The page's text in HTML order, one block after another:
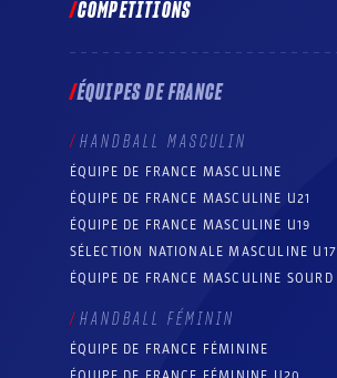
COMPÉTITIONS
ÉQUIPES DE FRANCE
HANDBALL MASCULIN
ÉQUIPE DE FRANCE MASCULINE
ÉQUIPE DE FRANCE MASCULINE U21
ÉQUIPE DE FRANCE MASCULINE U19
SÉLECTION NATIONALE MASCULINE U17
ÉQUIPE DE FRANCE MASCULINE SOURD
HANDBALL FÉMININ
ÉQUIPE DE FRANCE FÉMININE